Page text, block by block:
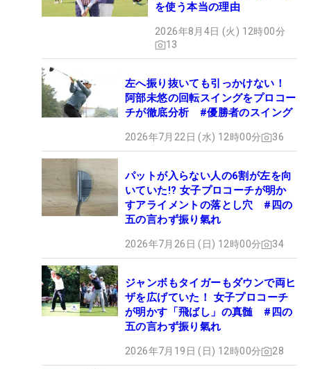
を使う本当の理由
2026年8月4日 (火) 12時00分
13
左へ振り抜いても引っかけない！
阿部未悠の回転スイングをプロコー
チが徹底分析 #優勝者のスイング
2026年7月22日 (水) 12時00分 36
パットが入らない人の6割が左を向
いていた!? 女子プロコーチが明か
すアライメントの落とし穴 #四の
五の言わず振り氣れ
2026年7月26日 (日) 12時00分 34
ジャンボもタイガーもダウンで両ヒ
ザを広げていた！ 女子プロコーチ
が明かす「飛ばし」の真髄 #四の
五の言わず振り氣れ
2026年7月19日 (日) 12時00分 28